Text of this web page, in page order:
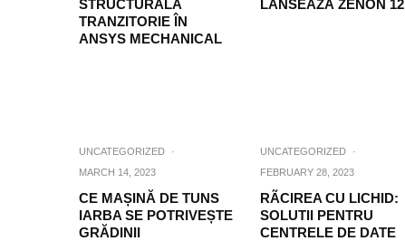
STRUCTURALĂ
TRANZITORIE ÎN
ANSYS MECHANICAL
LANSEAZĂ ZENON 12
UNCATEGORIZED
·
MARCH 14, 2023
CE MAȘINĂ DE TUNS
IARBA SE POTRIVEȘTE
GRĂDINII
UNCATEGORIZED
·
FEBRUARY 28, 2023
RÃCIREA CU LICHID:
SOLUTII PENTRU
CENTRELE DE DATE